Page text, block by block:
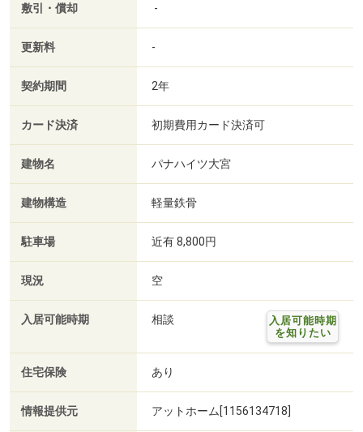
敷引・償却 -
更新料 -
契約期間 2年
カード決済 初期費用カード決済可
建物名 パナハイツ大宮
建物構造 軽量鉄骨
駐車場 近有 8,800円
現況 空
入居可能時期 相談
入居可能時期
を知りたい
住宅保険 あり
情報提供元 アットホーム[1156134718]